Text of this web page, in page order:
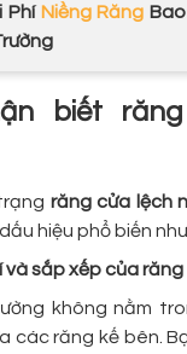
PhíNiềng Răng
biết
răng cửa lệch
hiệu phổ biến
và sắp xếp của răng
không nằm
các răng kế bên.